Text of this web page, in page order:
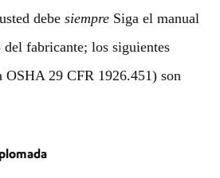
debe siempre Siga el manual
fabricante; los siguientes
OSHA 29 CFR 1926.451) son